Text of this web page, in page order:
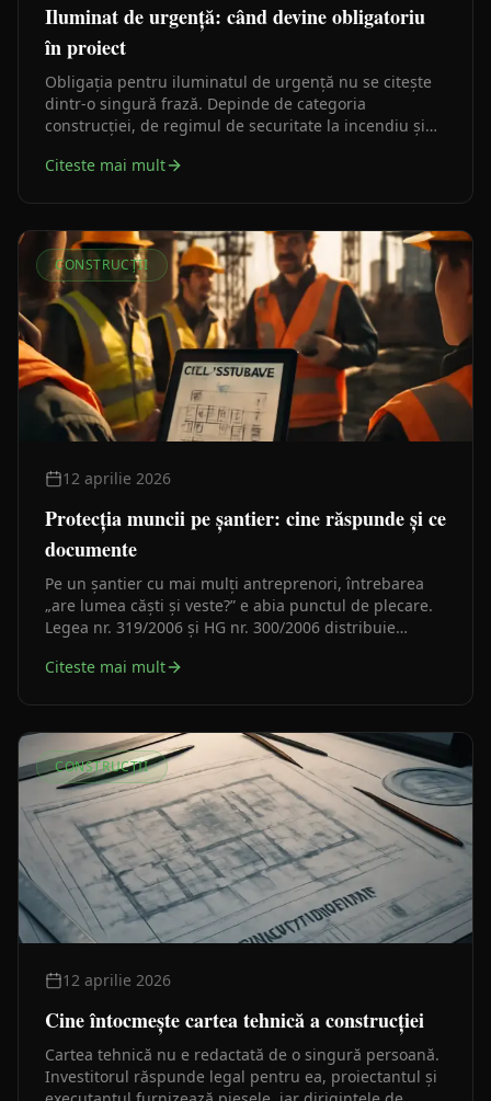
Iluminat de urgență: când devine obligatoriu
în proiect
Obligația pentru iluminatul de urgență nu se citește
dintr-o singură frază. Depinde de categoria
construcției, de regimul de securitate la incendiu și
Citeste mai mult
CONSTRUCȚII
12 aprilie 2026
Protecția muncii pe șantier: cine răspunde și ce
documente
Pe un șantier cu mai mulți antreprenori, întrebarea
„are lumea căști și veste?” e abia punctul de plecare.
Legea nr. 319/2006 și HG nr. 300/2006 distribuie
coordonatorii SSM — și cer documente concrete
Citeste mai mult
CONSTRUCȚII
12 aprilie 2026
Cine întocmește cartea tehnică a construcției
Cartea tehnică nu e redactată de o singură persoană.
Investitorul răspunde legal pentru ea, proiectantul și